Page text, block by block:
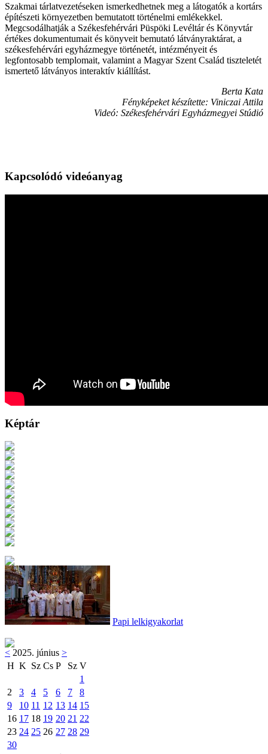
Szakmai tárlatvezetéseken ismerkedhetnek meg a látogatók a kortárs
építészeti környezetben bemutatott történelmi emlékekkel.
Megcsodálhatják a Székesfehérvári Püspöki Levéltár és Könyvtár
értékes dokumentumait és könyveit bemutató látványraktárat, a
székesfehérvári egyházmegye történetét, intézményeit és
legfontosabb templomait, valamint a Magyar Szent Család tiszteletét
ismertető látványos interaktív kiállítást.
Berta Kata
Fényképeket készítette: Viniczai Attila
Videó: Székesfehérvári Egyházmegyei Stúdió
Kapcsolódó videóanyag
Képtár
Papi lelkigyakorlat
< 2025. június >
H K Sz Cs P Sz V
1
2
3 4 5 6 7
8
9
10 11 12 13 14 15
16 17 18 19 20 21 22
23 24 25 26 27 28 29
30